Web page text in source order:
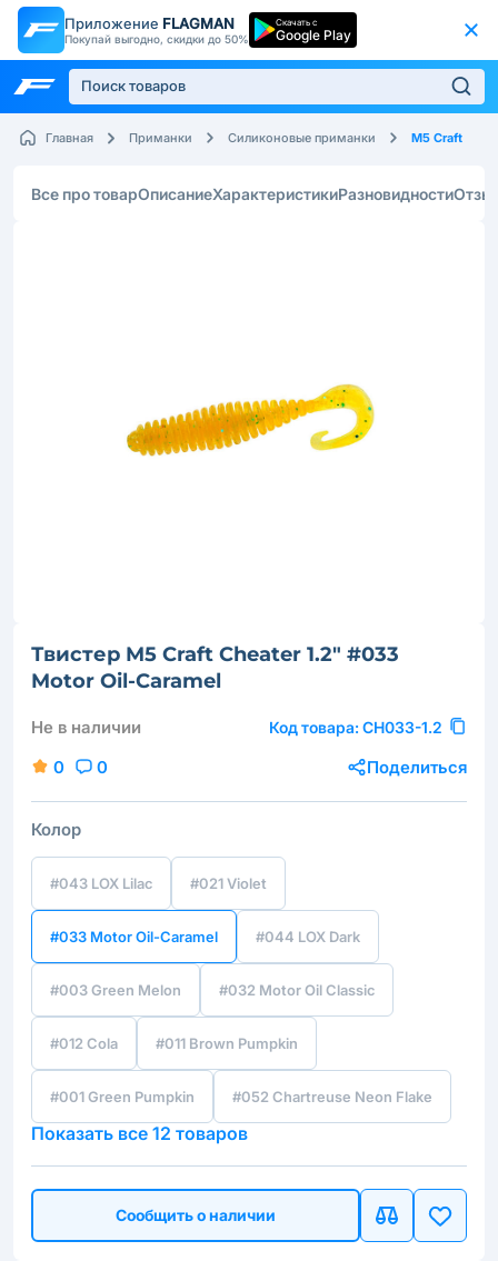
Приложение FLAGMAN
Покупай выгодно, скидки до 50%
Скачать с
Google Play
Главная Приманки Силиконовые приманки M5 Craft
Все про товарОписаниеХарактеристикиРазновидности
Твистер M5 Craft Cheater 1.2" #033
Motor Oil-Caramel
Не в наличии Код товара: CH033-1.2
0 0 Поделиться
Колор
#043 LOX Lilac #021 Violet
#033 Motor Oil-Caramel #044 LOX Dark
#003 Green Melon #032 Motor Oil Classic
#012 Cola #011 Brown Pumpkin
#001 Green Pumpkin #052 Chartreuse Neon Flake
Показать все 12 товаров
Сообщить о наличии